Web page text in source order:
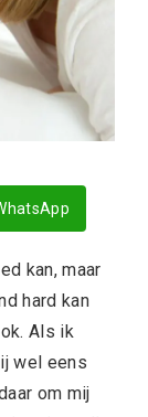
kan, maar
hard kan
Als ik
wel eens
om mij